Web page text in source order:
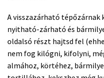
A visszazárható tépőzárnak
nyitható-zárható és
oldalsó részt hajtsd fel
nem fog kilógni, kifolyni,
almához, körtéhez,